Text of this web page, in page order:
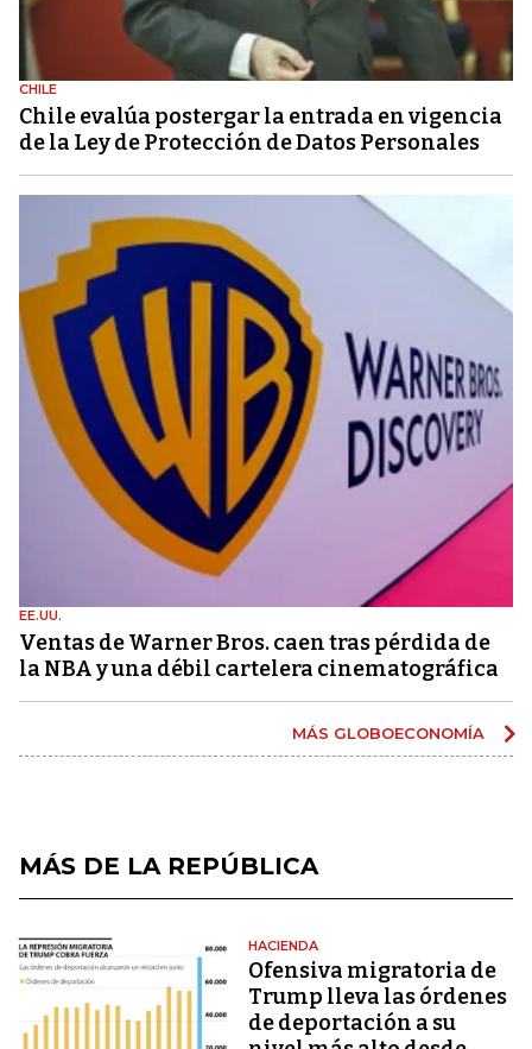
CHILE
Chile evalúa postergar la entrada en vigencia
de la Ley de Protección de Datos Personales
EE.UU.
Ventas de Warner Bros. caen tras pérdida de
la NBA y una débil cartelera cinematográfica
MÁS GLOBOECONOMÍA
MÁS DE LA REPÚBLICA
HACIENDA
Ofensiva migratoria de
Trump lleva las órdenes
de deportación a su